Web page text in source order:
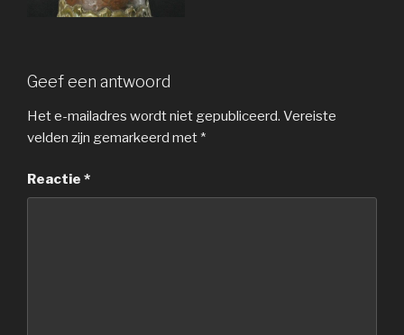
Geef een antwoord
Het e-mailadres wordt niet gepubliceerd. Vereiste
velden zijn gemarkeerd met *
Reactie *